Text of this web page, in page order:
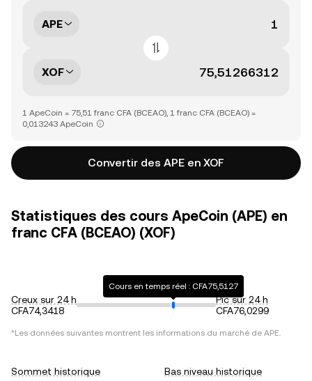
APE
XOF
1 ApeCoin = 75,51 franc CFA (BCEAO), 1 franc CFA (BCEAO) =
0,013243 ApeCoin
Convertir des APE en XOF
Statistiques des cours ApeCoin (APE) en
franc CFA (BCEAO) (XOF)
Creux sur 24 h
CFA74,3418
Cours en temps réel : CFA75,5127
Pic sur 24 h
CFA76,0299
*Les données suivantes montrent les informations du marché de APE.
Sommet historique
Bas niveau historique